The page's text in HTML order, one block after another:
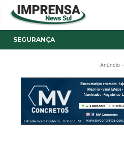
SEGURANÇA
- Anúncio -